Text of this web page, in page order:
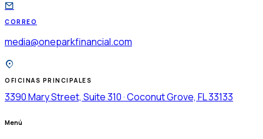
CORREO
media@oneparkfinancial.com
OFICINAS PRINCIPALES
3390 Mary Street, Suite 310 · Coconut Grove, FL 33133
Menú